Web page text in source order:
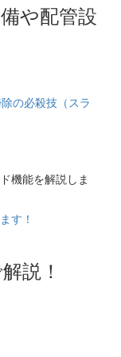
や配管設
機能を解説しま
す！
説！